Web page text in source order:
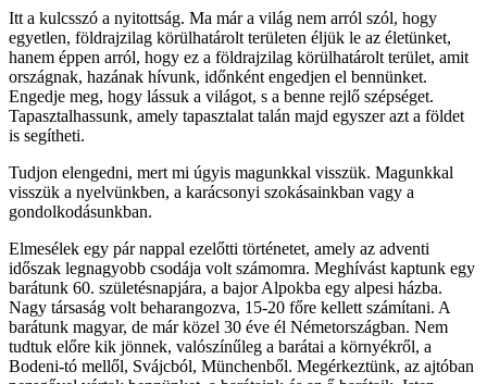
Itt a kulcsszó a nyitottság. Ma már a világ nem arról szól, hogy
egyetlen, földrajzilag körülhatárolt területen éljük le az életünket,
hanem éppen arról, hogy ez a földrajzilag körülhatárolt terület, amit
országnak, hazának hívunk, időnként engedjen el bennünket.
Engedje meg, hogy lássuk a világot, s a benne rejlő szépséget.
Tapasztalhassunk, amely tapasztalat talán majd egyszer azt a földet
is segítheti.
Tudjon elengedni, mert mi úgyis magunkkal visszük. Magunkkal
visszük a nyelvünkben, a karácsonyi szokásainkban vagy a
gondolkodásunkban.
Elmesélek egy pár nappal ezelőtti történetet, amely az adventi
időszak legnagyobb csodája volt számomra. Meghívást kaptunk egy
barátunk 60. születésnapjára, a bajor Alpokba egy alpesi házba.
Nagy társaság volt beharangozva, 15-20 főre kellett számítani. A
barátunk magyar, de már közel 30 éve él Németországban. Nem
tudtuk előre kik jönnek, valószínűleg a barátai a környékről, a
Bodeni-tó mellől, Svájcból, Münchenből. Megérkeztünk, az ajtóban